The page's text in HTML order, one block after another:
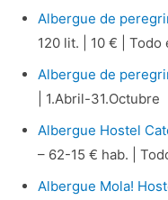
Albergue de
120 lit. | 10 € | Todo
Albergue de
| 1.Abril-31.Octubre
Albergue Hostel
– 62-15 € hab. |
Albergue Mola!